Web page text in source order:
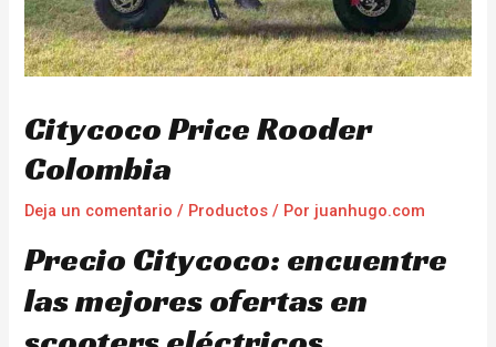
Citycoco Price Rooder
Colombia
Deja un comentario / Productos / Por juanhugo.com
Precio Citycoco: encuentre
las mejores ofertas en